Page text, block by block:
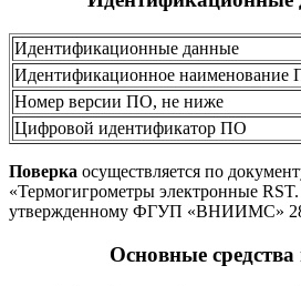
Идентификационные данные
Идентификационное наименование
Номер версии ПО, не ниже
Цифровой идентификатор ПО
Поверка осуществляется по
«Термогигрометры электронные
утвержденному ФГУП «ВНИИМС»
Основные